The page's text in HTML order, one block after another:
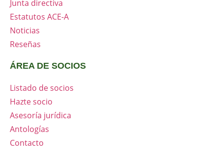
Junta directiva
Estatutos ACE-A
Noticias
Reseñas
ÁREA DE SOCIOS
Listado de socios
Hazte socio
Asesoría jurídica
Antologías
Contacto